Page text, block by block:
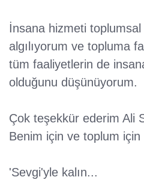
İnsana hizmeti
algılıyorum ve topluma
tüm faaliyetlerin de
olduğunu düşünüyorum.
Çok teşekkür ederim Ali
Benim için ve toplum
'Sevgi'yle kalın...